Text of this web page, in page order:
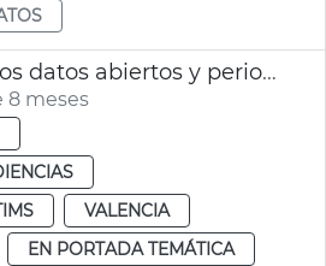
Entrega premios datos abiertos y periodismo 2025
8 meses
VALENCIA
EN PORTADA TEMÁTICA